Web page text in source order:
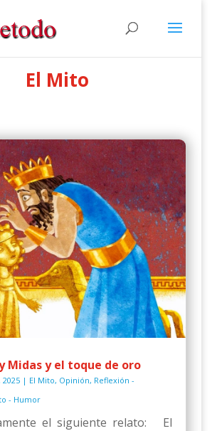
El Mito
Midas y el toque de oro
2025| El Mito, Opinión, Reflexión -
- Humor
el siguiente relato: El